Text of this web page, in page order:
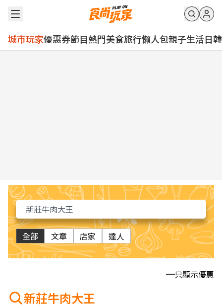
城市玩家優惠券節目熱門美食旅行懶人包親子生活日韓
全部 文章 店家 達人
只顯示優惠
新莊牛肉大王